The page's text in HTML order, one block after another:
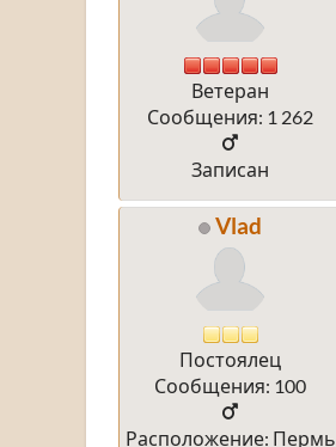
Ветеран
Сообщения: 1 262
Записан
Vlad
Постоялец
Сообщения: 100
Расположение: Пермь